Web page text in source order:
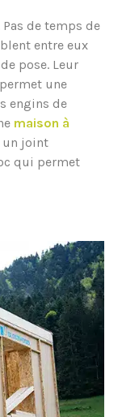
de temps de
entre eux
pose. Leur
une
engins de
maison à
un joint
qui permet